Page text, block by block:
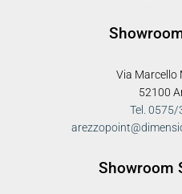
Via Marcello
52100
Tel.
Showroom